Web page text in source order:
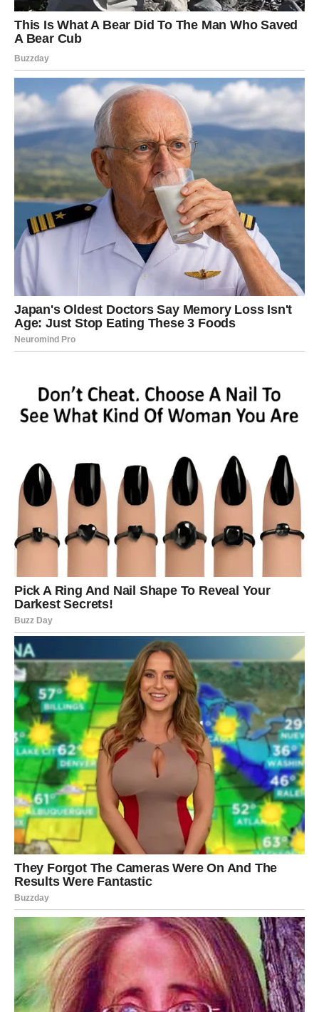
jer je on upravo sada pred vama.
probleme koji vas dugo muče, upoznati važne ljude i
napraviti korak koji će kasnije potpuno promijeniti vaš
život.
Poruka sudbine koju niste smjeli
propustiti
Ne vraćajte se više onome što vas je povrijedilo. Ne
sumnjajte u svoju vrijednost i ne dozvolite da vas
prošlost zaustavi.
Sudbina vam sada otvara vrata mnogo ljepšeg perioda, ali
je potrebno da vjerujete sebi više nego ikada prije.
Ovaj vikend mogao bi biti početak svega onoga o čemu